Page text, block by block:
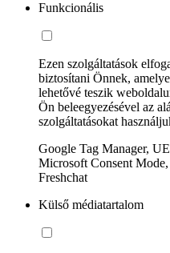
Funkcionális
Ezen szolgáltatások
biztosítani Önnek,
lehetővé teszik
Ön beleegyezésével az
szolgáltatásokat
Google Tag Manager,
Microsoft Consent
Freshchat
Külső médiatartalom